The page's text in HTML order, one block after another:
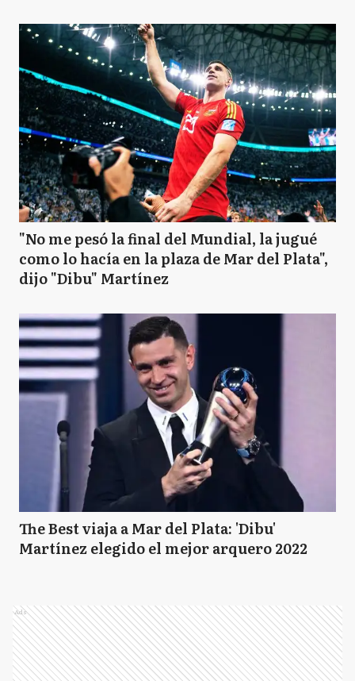
"No me pesó la final del Mundial, la jugué
como lo hacía en la plaza de Mar del Plata",
dijo "Dibu" Martínez
The Best viaja a Mar del Plata: 'Dibu'
Martínez elegido el mejor arquero 2022
Ads